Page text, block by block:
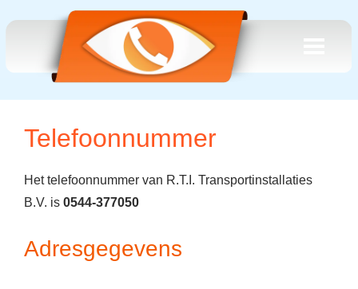
Telefoonnummer
Het telefoonnummer van R.T.I. Transportinstallaties
B.V. is 0544-377050
Adresgegevens